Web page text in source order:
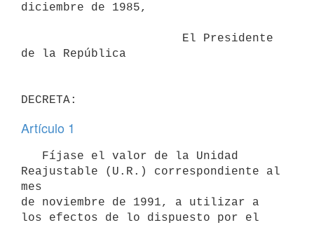
diciembre de 1985,
de la República
Artículo 1
Reajustable (U.R.) correspondiente al
mes
de noviembre de 1991, a utilizar a
los efectos de lo dispuesto por el